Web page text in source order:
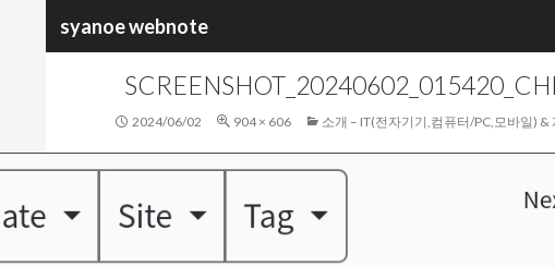
syanoe webnote
색
2024/06/02 904 × 606 소개 – IT(전자기기,컴퓨터/PC,모바일)